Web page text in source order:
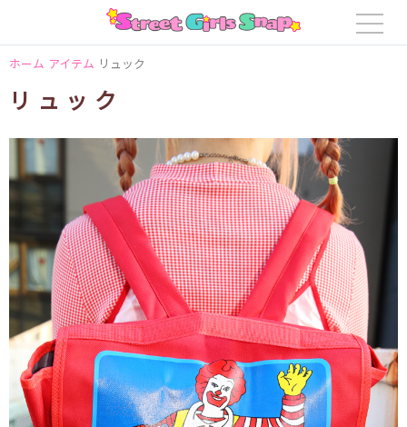
ホーム アイテム リュック
リュック